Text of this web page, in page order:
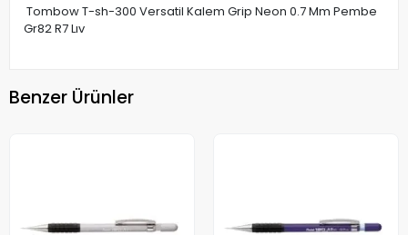
Tombow T-sh-300 Versatil Kalem Grip Neon 0.7 Mm Pembe
Gr82 R7 Lıv
Benzer Ürünler